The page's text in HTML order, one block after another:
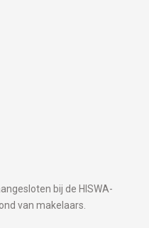
bij de HISWA-
van makelaars.